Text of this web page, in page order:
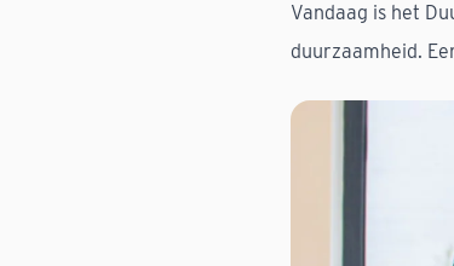
Vandaag is het
duurzaamheid.